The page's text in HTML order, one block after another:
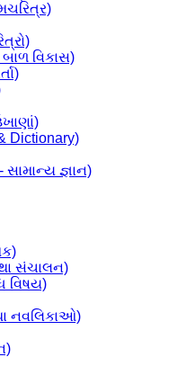
વિકાસ)
Dictionary)
સામાન્ય જ્ઞાન)
સંચાલન)
વિષય)
નવલિકાઓ)